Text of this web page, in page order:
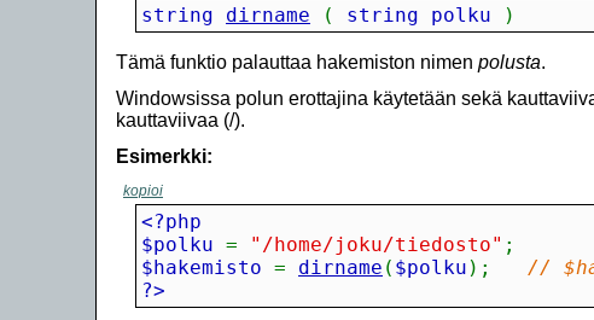
string dirname ( string polku )
Tämä funktio palauttaa hakemiston nimen polusta.
Windowsissa polun erottajina käytetään sekä
kauttaviivaa (/).
Esimerkki:
kopioi
$polku = "/home/joku/tiedosto" ;
$hakemisto = dirname ( $polku ) ;
//
?>